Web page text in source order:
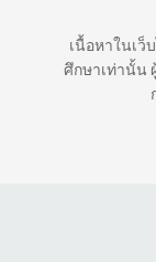
เนื้อหาในเ
ศึกษาเท่านั้น